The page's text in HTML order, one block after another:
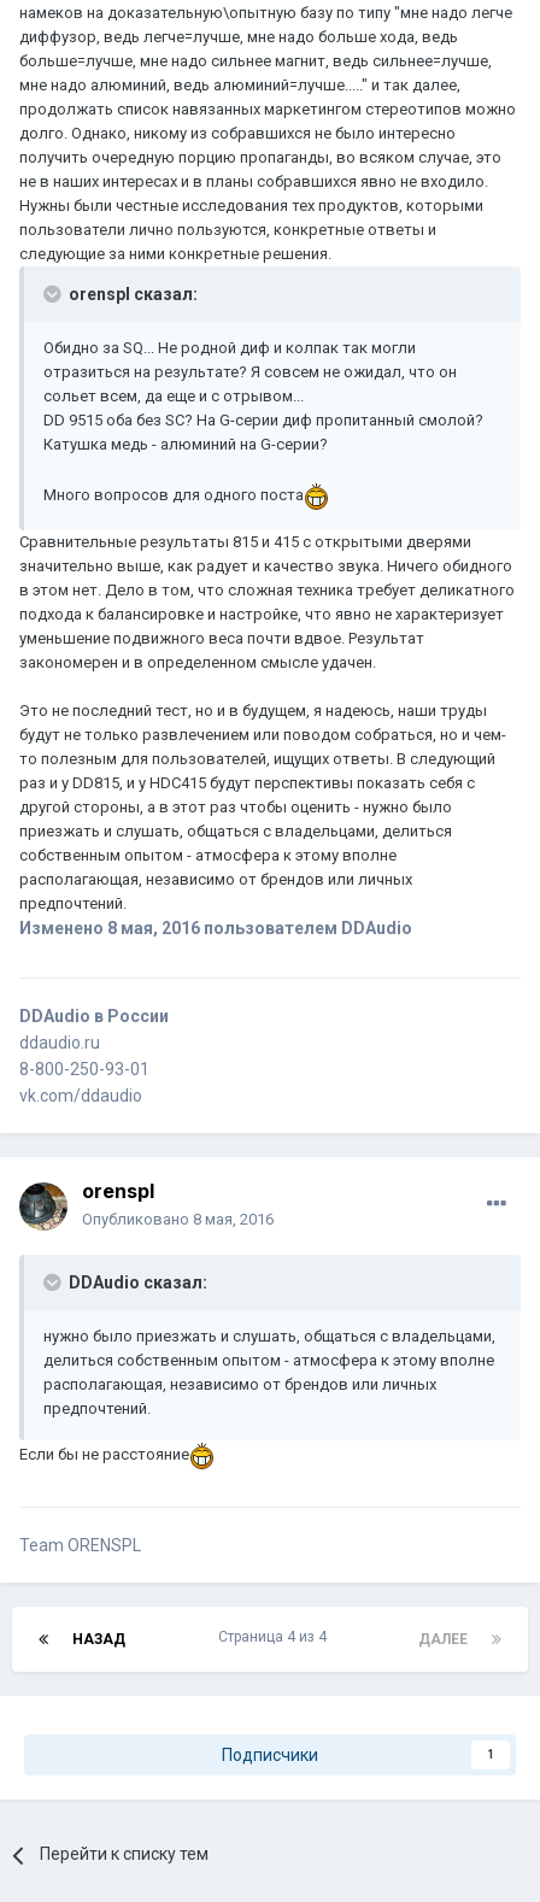
намеков на доказательную\опытную базу по типу "мне надо легче
диффузор, ведь легче=лучше, мне надо больше хода, ведь
больше=лучше, мне надо сильнее магнит, ведь сильнее=лучше,
мне надо алюминий, ведь алюминий=лучше....." и так далее,
продолжать список навязанных маркетингом стереотипов можно
долго. Однако, никому из собравшихся не было интересно
получить очередную порцию пропаганды, во всяком случае, это
не в наших интересах и в планы собравшихся явно не входило.
Нужны были честные исследования тех продуктов, которыми
пользователи лично пользуются, конкретные ответы и
следующие за ними конкретные решения.
orenspl сказал:
Обидно за SQ... Не родной диф и колпак так могли
отразиться на результате? Я совсем не ожидал, что он
сольет всем, да еще и с отрывом...
DD 9515 оба без SC? На G-серии диф пропитанный смолой?
Катушка медь - алюминий на G-серии?
Много вопросов для одного поста
Сравнительные результаты 815 и 415 c открытыми дверями
значительно выше, как радует и качество звука. Ничего обидного
в этом нет. Дело в том, что сложная техника требует деликатного
подхода к балансировке и настройке, что явно не характеризует
уменьшение подвижного веса почти вдвое. Результат
закономерен и в определенном смысле удачен.
Это не последний тест, но и в будущем, я надеюсь, наши труды
будут не только развлечением или поводом собраться, но и чем-
то полезным для пользователей, ищущих ответы. В следующий
раз и у DD815, и у HDC415 будут перспективы показать себя с
другой стороны, а в этот раз чтобы оценить - нужно было
приезжать и слушать, общаться с владельцами, делиться
собственным опытом - атмосфера к этому вполне
располагающая, независимо от брендов или личных
предпочтений.
Изменено 8 мая, 2016 пользователем DDAudio
DDAudio в России
ddaudio.ru
8-800-250-93-01
vk.com/ddaudio
orenspl
Опубликовано 8 мая, 2016
DDAudio сказал:
нужно было приезжать и слушать, общаться с владельцами,
делиться собственным опытом - атмосфера к этому вполне
располагающая, независимо от брендов или личных
предпочтений.
Если бы не расстояние
Team ORENSPL
НАЗАД ДАЛЕЕ
Страница 4 из 4
Подписчики 1
Перейти к списку тем